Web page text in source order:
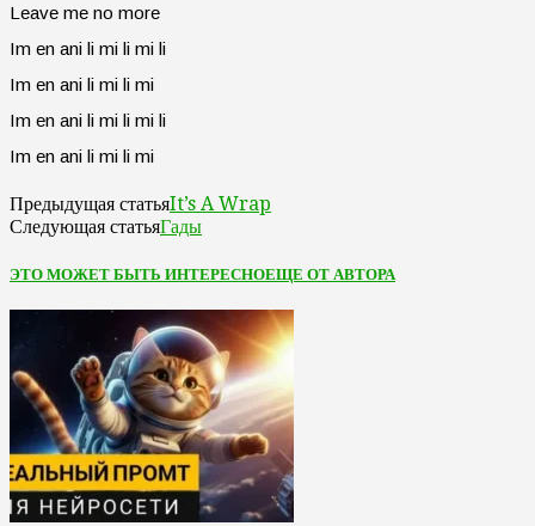
Leave me no more
Im en ani li mi li mi li
Im en ani li mi li mi
Im en ani li mi li mi li
Im en ani li mi li mi
Предыдущая статьяIt’s A Wrap
Следующая статьяГады
ЭТО МОЖЕТ БЫТЬ ИНТЕРЕСНОЕЩЕ ОТ АВТОРА